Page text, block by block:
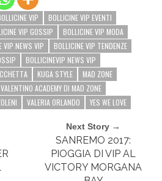
VIP
BOLLICINE VIP EVENTI
VIP GOSSIP
BOLLICINE VIP MODA
VIP NEWS VIP
BOLLICINE VIP TENDENZE
BOLLICINEVIP NEWS VIP
KUGA STYLE
MAD ZONE
ACADEMY DI MAD ZONE
VALERIA ORLANDO YES WE LOVE
Next Story →
SANREMO 2017:
PIOGGIA DI VIP AL
VICTORY MORGANA